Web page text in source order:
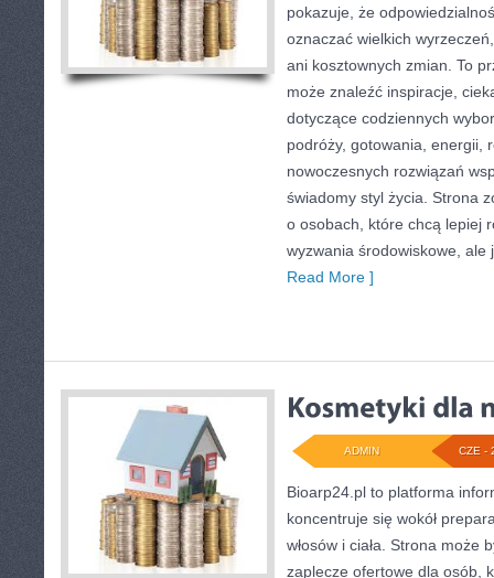
pokazuje, że
oznaczać wielkich
ani kosztownych zmian. To
może znaleźć inspiracje,
dotyczące codziennych
podróży, gotowania, energii,
nowoczesnych rozwiązań
świadomy styl życia. Strona
o osobach, które chcą lepiej
wyzwania środowiskowe, ale
Read More ]
CZE -
ADMIN
Bioarp24.pl to platforma
koncentruje się wokół
włosów i ciała. Strona może
zaplecze ofertowe dla osób,